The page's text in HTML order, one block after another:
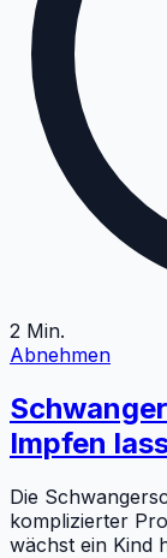
2 Min.
Abnehmen
Impfen
Die
komplizierter
wächst ein Kind